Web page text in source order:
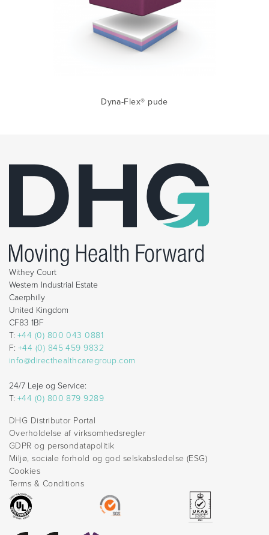
Dyna-Flex® pude
Withey Court
Western Industrial Estate
Caerphilly
United Kingdom
CF83 1BF
T: +44 (0) 800 043 0881
F: +44 (0) 845 459 9832
info@directhealthcaregroup.com
24/7 Leje og Service:
T: +44 (0) 800 879 9289
DHG Distributor Portal
Overholdelse af virksomhedsregler
GDPR og persondatapolitik
Miljø, sociale forhold og god selskabsledelse (ESG)
Cookies
Terms & Conditions